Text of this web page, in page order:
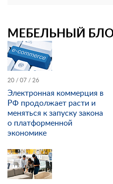
МЕБЕЛЬНЫЙ
20 / 07 / 26
Электронная коммерция в
РФ продолжает расти и
меняться к запуску закона
о платформенной
экономике